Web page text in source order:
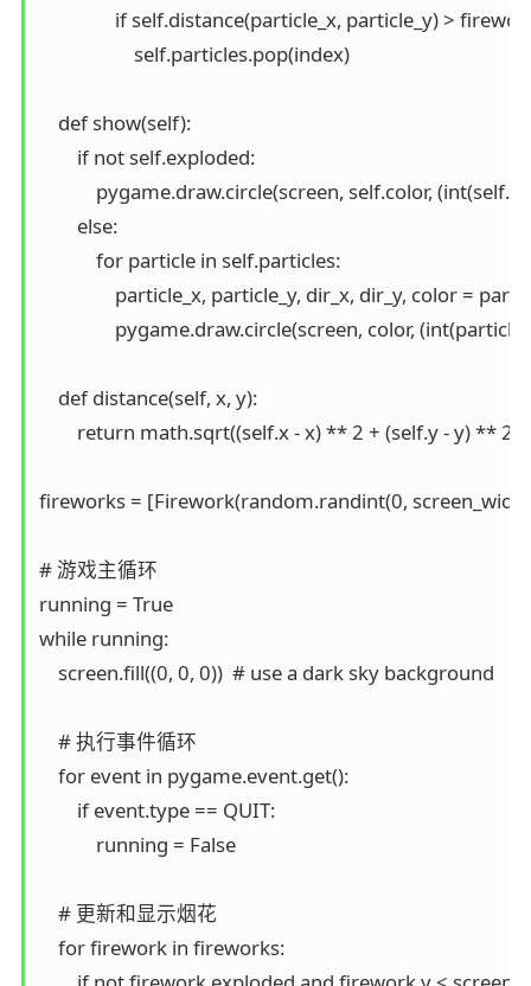
if self.distance(particle_x, particle_y) >
                    self.particles.pop(index)
    def show(self):
        if not self.exploded:
pygame.draw.circle(screen, self.color,
        else:
            for particle in self.particles:
particle_x, particle_y, dir_x, dir_y, color =
pygame.draw.circle(screen, color,
    def distance(self, x, y):
        return math.sqrt((self.x - x) ** 2 + (self.y - y) ** 2)
fireworks = [Firework(random.randint(0,
# 游戏主循环
running = True
while running:
    screen.fill((0, 0, 0))  # use a dark sky background
    # 执行事件循环
    for event in pygame.event.get():
        if event.type == QUIT:
            running = False
    # 更新和显示烟花
    for firework in fireworks: